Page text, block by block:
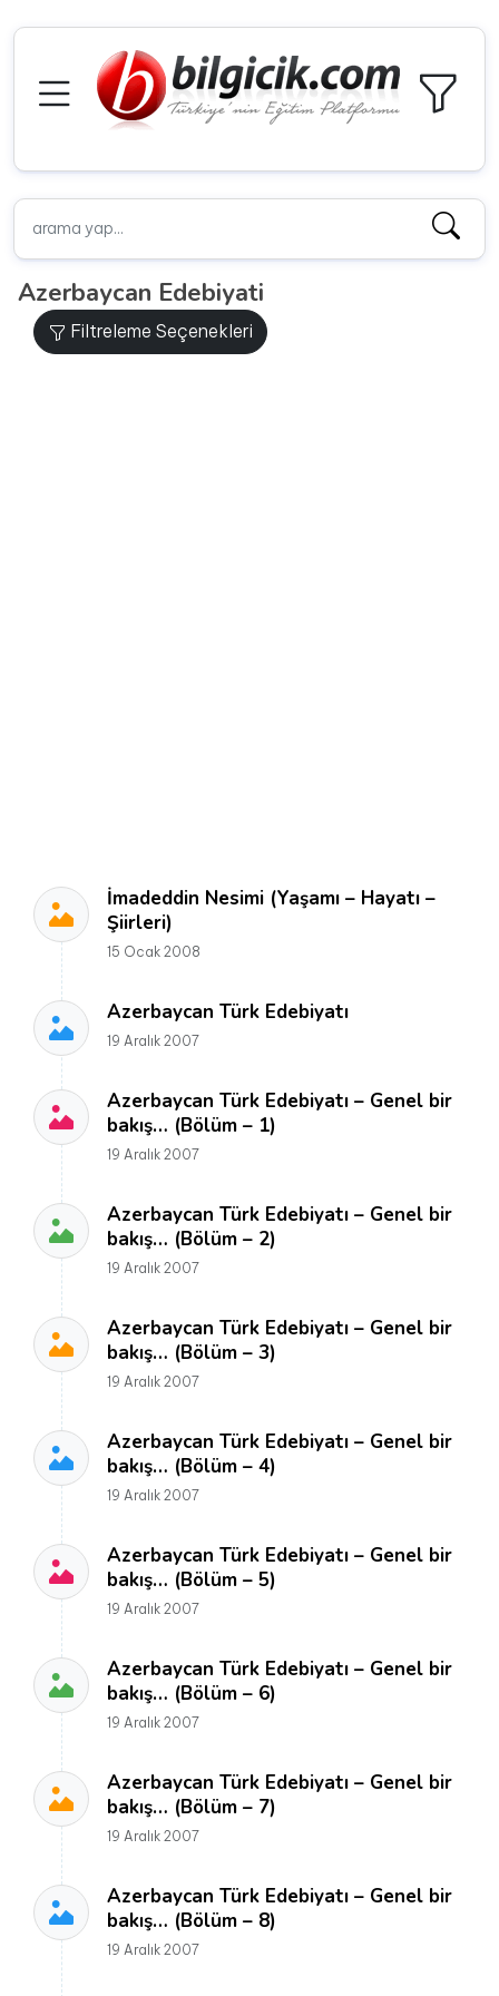
Azerbaycan Edebiyati
Filtreleme Seçenekleri
İmadeddin Nesimi (Yaşamı – Hayatı –
Şiirleri)
15 Ocak 2008
Azerbaycan Türk Edebiyatı
19 Aralık 2007
Azerbaycan Türk Edebiyatı – Genel bir
bakış… (Bölüm – 1)
19 Aralık 2007
Azerbaycan Türk Edebiyatı – Genel bir
bakış… (Bölüm – 2)
19 Aralık 2007
Azerbaycan Türk Edebiyatı – Genel bir
bakış… (Bölüm – 3)
19 Aralık 2007
Azerbaycan Türk Edebiyatı – Genel bir
bakış… (Bölüm – 4)
19 Aralık 2007
Azerbaycan Türk Edebiyatı – Genel bir
bakış… (Bölüm – 5)
19 Aralık 2007
Azerbaycan Türk Edebiyatı – Genel bir
bakış… (Bölüm – 6)
19 Aralık 2007
Azerbaycan Türk Edebiyatı – Genel bir
bakış… (Bölüm – 7)
19 Aralık 2007
Azerbaycan Türk Edebiyatı – Genel bir
bakış… (Bölüm – 8)
19 Aralık 2007